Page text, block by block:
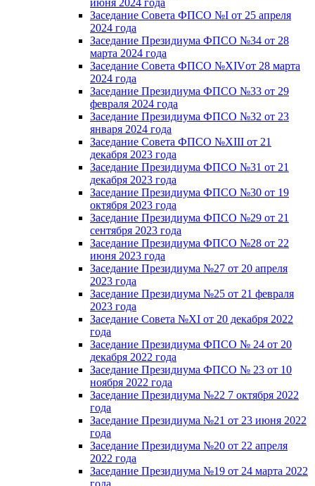
Заседание Совета ФПСО №I от 25 апреля
2024 года
Заседание Президиума ФПСО №34 от 28
марта 2024 года
Заседание Совета ФПСО №XIVот 28 марта
2024 года
Заседание Президиума ФПСО №33 от 29
февраля 2024 года
Заседание Президиума ФПСО №32 от 23
января 2024 года
Заседание Совета ФПСО №XIII от 21
декабря 2023 года
Заседание Президиума ФПСО №31 от 21
декабря 2023 года
Заседание Президиума ФПСО №30 от 19
октября 2023 года
Заседание Президиума ФПСО №29 от 21
сентября 2023 года
Заседание Президиума ФПСО №28 от 22
июня 2023 года
Заседание Президиума №27 от 20 апреля
2023 года
Заседание Президиума №25 от 21 февраля
2023 года
Заседание Совета №XI от 20 декабря 2022
года
Заседание Президиума ФПСО № 24 от 20
декабря 2022 года
Заседание Президиума ФПСО № 23 от 10
ноября 2022 года
Заседание Президиума №22 7 октября 2022
года
Заседание Президиума №21 от 23 июня 2022
года
Заседание Президиума №20 от 22 апреля
2022 года
Заседание Президиума №19 от 24 марта 2022
года